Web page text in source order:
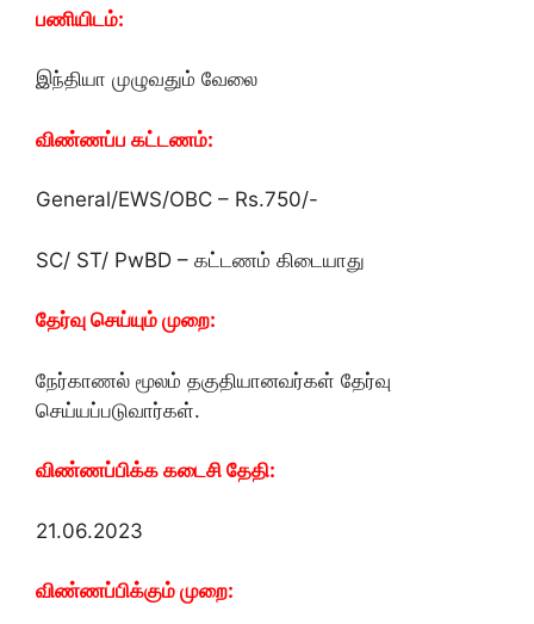
பணியிடம்:
இந்தியா முழுவதும் வேலை
விண்ணப்ப கட்டணம்:
General/EWS/OBC – Rs.750/-
SC/ ST/ PwBD – கட்டணம் கிடையாது
தேர்வு செய்யும் முறை:
நேர்காணல் மூலம் தகுதியானவர்கள் தேர்வு
செய்யப்படுவார்கள்.
விண்ணப்பிக்க கடைசி தேதி:
21.06.2023
விண்ணப்பிக்கும் முறை: